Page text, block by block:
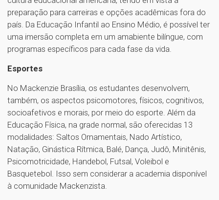
preparação para carreiras e opções acadêmicas fora do
país. Da Educação Infantil ao Ensino Médio, é possível ter
uma imersão completa em um amabiente bilíngue, com
programas específicos para cada fase da vida.
Esportes
No Mackenzie Brasília, os estudantes desenvolvem,
também, os aspectos psicomotores, físicos, cognitivos,
socioafetivos e morais, por meio do esporte. Além da
Educação Física, na grade normal, são oferecidas 13
modalidades: Saltos Ornamentais, Nado Artístico,
Natação, Ginástica Rítmica, Balé, Dança, Judô, Minitênis,
Psicomotricidade, Handebol, Futsal, Voleibol e
Basquetebol. Isso sem considerar a academia disponível
à comunidade Mackenzista.